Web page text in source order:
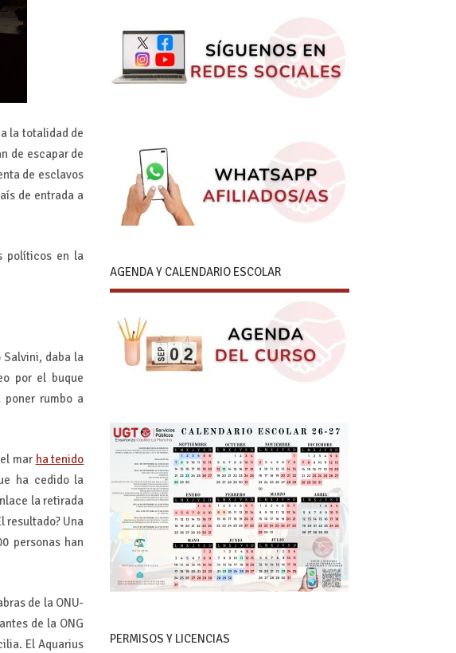
la totalidad de
de escapar de
de esclavos
de entrada a
políticos en la
daba la
por el buque
poner rumbo a
mar ha tenido
ha cedido la
la retirada
resultado? Una
personas han
de la ONU-
de la ONG
El Aquarius
AGENDA Y CALENDARIO ESCOLAR
PERMISOS Y LICENCIAS